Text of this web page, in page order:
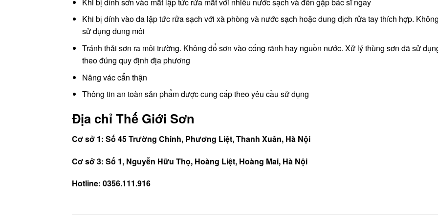
Khi bị dính vào da lập tức rửa sạch với xà phòng và nước sạch hoặc dung dịch rửa tay thích hợp. Không
sử dụng dung môi
Tránh thải sơn ra môi trường. Không đổ sơn vào cống rãnh hay nguồn nước. Xử lý thùng sơn đã sử
theo đúng quy định địa phương
Nâng vác cẩn thận
Thông tin an toàn sản phẩm được cung cấp theo yêu cầu sử dụng
Địa chỉ Thế Giới Sơn
Cơ sở 1: Số 45 Trường Chinh, Phương Liệt, Thanh Xuân, Hà Nội
Cơ sở 3: Số 1, Nguyễn Hữu Thọ, Hoàng Liệt, Hoàng Mai, Hà Nội
Hotline: 0356.111.916